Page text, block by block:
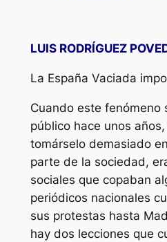
LUIS RODRÍGUEZ
La España Vaciada
Cuando este fenómeno
público hace unos
tomárselo demasiado
parte de la sociedad,
sociales que copaban
periódicos nacionales
sus protestas hasta
hay dos lecciones que